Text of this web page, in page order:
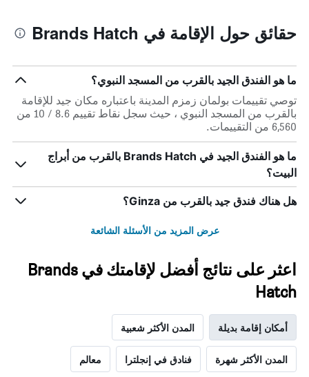
حقائق حول الإقامة في Brands Hatch
ما هو الفندق الجيد بالقرب من المسجد النبوي؟
توصي تقييمات بولمان زمزم المدينة باعتباره مكان جيد للإقامة
بالقرب من المسجد النبوي ، حيث سجل نقاط تقييم 8.6 / 10 من
6,560 من التقييمات.
ما هو الفندق الجيد في Brands Hatch بالقرب من أبراج
البيت؟
هل هناك فندق جيد بالقرب من Ginza؟
عرض المزيد من الأسئلة الشائعة
اعثر على نتائج أفضل لإقامتك في Brands
Hatch
أمكان إقامة بديلة المدن الأكثر شعبية
المدن الأكثر شهرة فنادق في إنجلترا معالم